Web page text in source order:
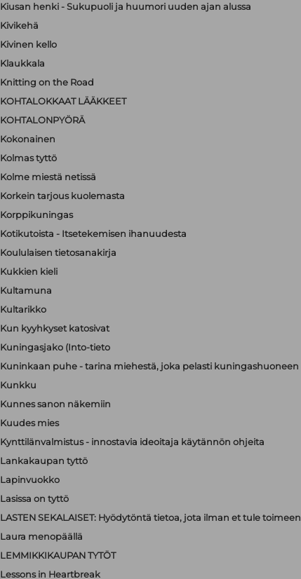
Kiusan henki - Sukupuoli ja huumori uuden ajan alussa
Kivikehä
Kivinen kello
Klaukkala
Knitting on the Road
KOHTALOKKAAT LÄÄKKEET
KOHTALONPYÖRÄ
Kokonainen
Kolmas tyttö
Kolme miestä netissä
Korkein tarjous kuolemasta
Korppikuningas
Kotikutoista - Itsetekemisen ihanuudesta
Koululaisen tietosanakirja
Kukkien kieli
Kultamuna
Kultarikko
Kun kyyhkyset katosivat
Kuningasjako (Into-tieto
Kuninkaan puhe - tarina miehestä, joka pelasti kuningashuoneen
Kunkku
Kunnes sanon näkemiin
Kuudes mies
Kynttilänvalmistus - innostavia ideoitaja käytännön ohjeita
Lankakaupan tyttö
Lapinvuokko
Lasissa on tyttö
LASTEN SEKALAISET: Hyödytöntä tietoa, jota ilman et tule toimeen
Laura menopäällä
LEMMIKKIKAUPAN TYTÖT
Lessons in Heartbreak